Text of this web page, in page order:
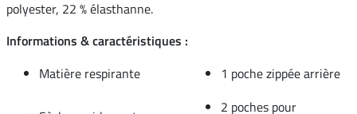
polyester, 22 % élasthanne.
Informations & caractéristiques :
Matière respirante
1 poche zippée arrière
2 poches pour